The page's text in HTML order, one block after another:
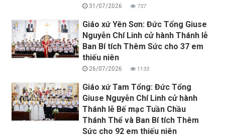
31/07/2026 737
Giáo xứ Yên Sơn: Đức Tổng Giuse
Nguyễn Chí Linh cử hành Thánh lễ
Ban Bí tích Thêm Sức cho 37 em
thiếu niên
26/07/2026 1133
Giáo xứ Tam Tổng: Đức Tổng
Giuse Nguyễn Chí Linh cử hành
Thánh lễ Bế mạc Tuần Chầu
Thánh Thể và Ban Bí tích Thêm
Sức cho 92 em thiếu niên